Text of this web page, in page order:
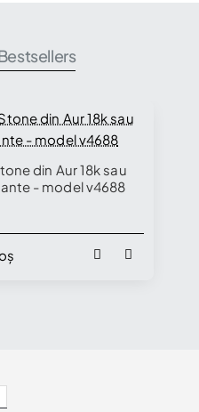
din Aur 18k sau
- model v4688